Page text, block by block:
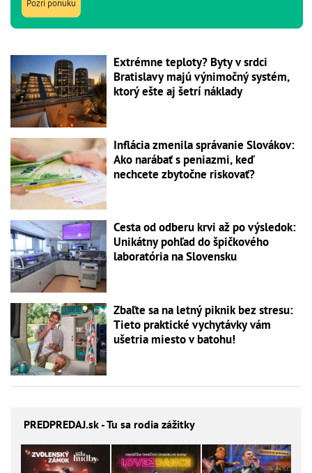
Pozri ponuku
Extrémne teploty? Byty v srdci
Bratislavy majú výnimočný systém,
ktorý ešte aj šetrí náklady
Inflácia zmenila správanie Slovákov:
Ako narábať s peniazmi, keď
nechcete zbytočne riskovať?
Cesta od odberu krvi až po výsledok:
Unikátny pohľad do špičkového
laboratória na Slovensku
Zbaľte sa na letný piknik bez stresu:
Tieto praktické vychytávky vám
ušetria miesto v batohu!
PREDPREDAJ.sk - Tu sa rodia zážitky